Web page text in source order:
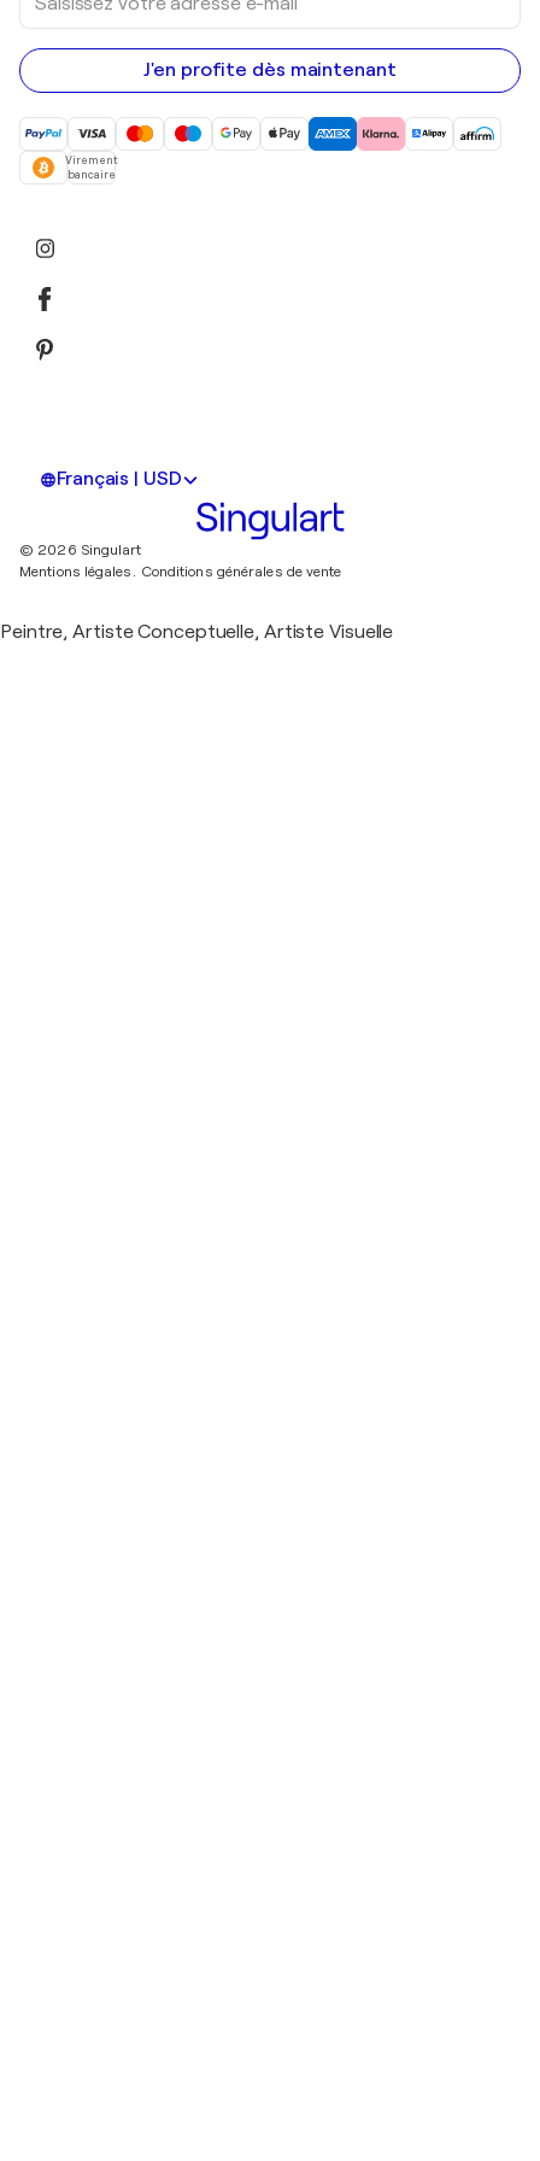
votre
adresse
e-
mail
J'en profite dès maintenant
Virement
bancaire
Français | USD
© 2026 Singulart
Mentions légales. Conditions générales de vente
Peintre, Artiste Conceptuelle, Artiste Visuelle